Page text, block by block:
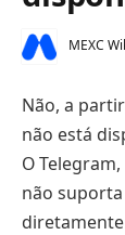
MEXC
Não, a
não está
O
não